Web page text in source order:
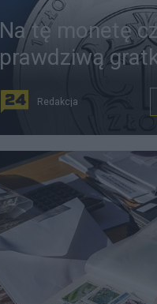
Na tę monetę
prawdziwą
Redakcja